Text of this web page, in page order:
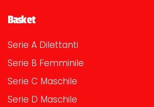
Basket
Serie A Dilettanti
Serie B Femminile
Serie C Maschile
Serie D Maschile